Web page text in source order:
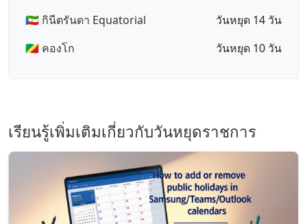
🇬🇶 กินีตรันดา Equatorial
วันหยุด 14 วัน
🇨🇬 คองโก
วันหยุด 10 วัน
เรียนรู้เพิ่มเติมเกี่ยวกับวันหยุดราชการ